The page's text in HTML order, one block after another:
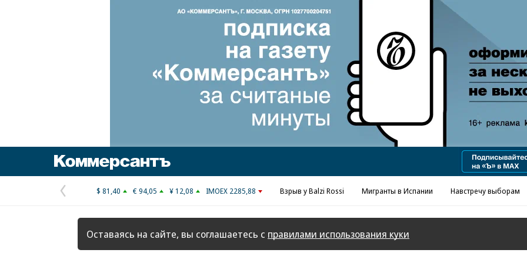
Предыдущая
страница
$ 81,40 € 94,05 ¥ 12,08 IMOEX 2285,88 Взрыв у Balzi Rossi Мигранты в Испании Навстречу выборам
Оставаясь на сайте, вы соглашаетесь с правилами использования куки